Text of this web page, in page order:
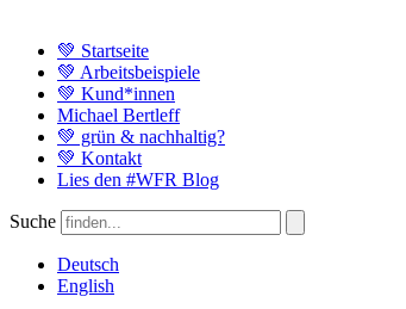
💚 Startseite
💚 Arbeitsbeispiele
💚 Kund*innen
Michael Bertleff
💚 grün & nachhaltig?
💚 Kontakt
Lies den #WFR Blog
Suche
Deutsch
English